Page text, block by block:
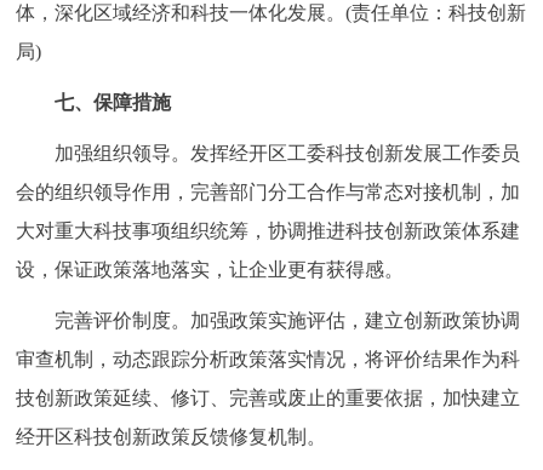
体，深化区域经济和科技一体化发展。(责任单位：科技创新
局)
七、保障措施
加强组织领导。发挥经开区工委科技创新发展工作委员
会的组织领导作用，完善部门分工合作与常态对接机制，加
大对重大科技事项组织统筹，协调推进科技创新政策体系建
设，保证政策落地落实，让企业更有获得感。
完善评价制度。加强政策实施评估，建立创新政策协调
审查机制，动态跟踪分析政策落实情况，将评价结果作为科
技创新政策延续、修订、完善或废止的重要依据，加快建立
经开区科技创新政策反馈修复机制。